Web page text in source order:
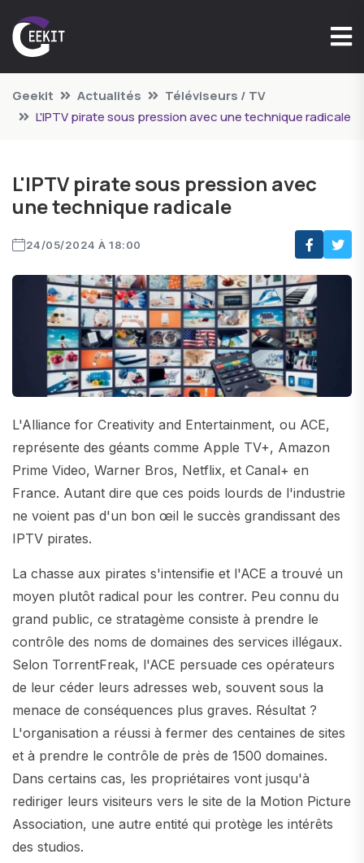
Geekit Actualités
Téléviseurs / TV
L'IPTV pirate sous pression avec une technique radicale
L'IPTV pirate sous pression avec
une technique radicale
24/05/2024 À 18:00
L'Alliance for Creativity and Entertainment, ou ACE,
représente des géants comme Apple TV+, Amazon
Prime Video, Warner Bros, Netflix, et Canal+ en
France. Autant dire que ces poids lourds de l'industrie
ne voient pas d'un bon œil le succès grandissant des
IPTV pirates.
La chasse aux pirates s'intensifie et l'ACE a trouvé un
moyen plutôt radical pour les contrer. Peu connu du
grand public, ce stratagème consiste à prendre le
contrôle des noms de domaines des services illégaux.
Selon TorrentFreak, l'ACE persuade ces opérateurs
de leur céder leurs adresses web, souvent sous la
menace de conséquences plus graves. Résultat ?
L'organisation a réussi à fermer des centaines de sites
et à prendre le contrôle de près de 1500 domaines.
Dans certains cas, les propriétaires vont jusqu'à
rediriger leurs visiteurs vers le site de la Motion Picture
Association, une autre entité qui protège les intérêts
des studios.